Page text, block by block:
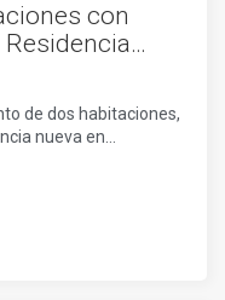
con
Residencia
de dos habitaciones,
nueva en
pasos de las
pensado para
diario y